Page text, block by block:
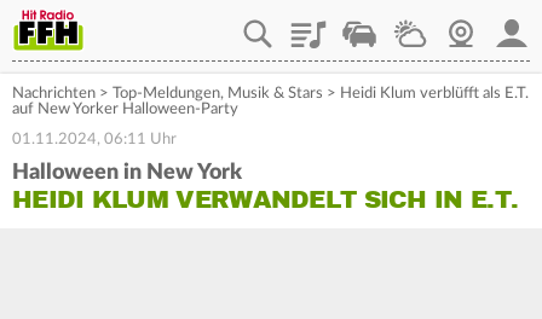
PlaylistStaupilotWetterWebcam
Nachrichten > Top-Meldungen, Musik & Stars > Heidi Klum verblüfft als E.T.
auf New Yorker Halloween-Party
01.11.2024, 06:11 Uhr
Halloween in New York
HEIDI KLUM VERWANDELT SICH IN E.T.